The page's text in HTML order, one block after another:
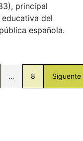
principal
del
española.
… 8 Siguente